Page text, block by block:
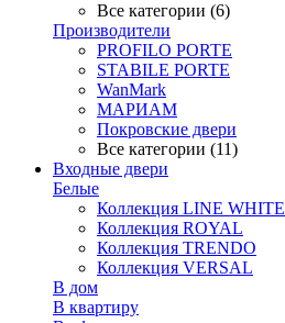
Все категории (6)
Производители
PROFILO PORTE
STABILE PORTE
WanMark
МАРИАМ
Покровские двери
Все категории (11)
Входные двери
Белые
Коллекция LINE WHITE
Коллекция ROYAL
Коллекция TRENDO
Коллекция VERSAL
В дом
В квартиру